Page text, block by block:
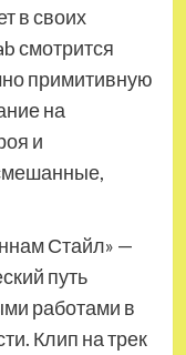
в своих
смотрится
примитивную
на
и
Стайл» —
путь
работами в
Клип на трек